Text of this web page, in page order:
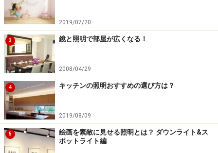
2019/07/20
3 鏡と照明で部屋が広くなる！
2008/04/29
4 キッチンの照明おすすめの選び方は？
2019/08/09
5
絵画を素敵に見せる照明とは？ ダウンライト&ス
ポットライト編